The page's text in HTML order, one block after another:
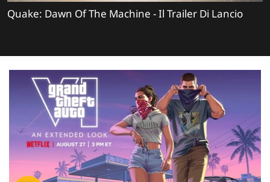
Quake: Dawn Of The Machine - Il Trailer Di Lancio